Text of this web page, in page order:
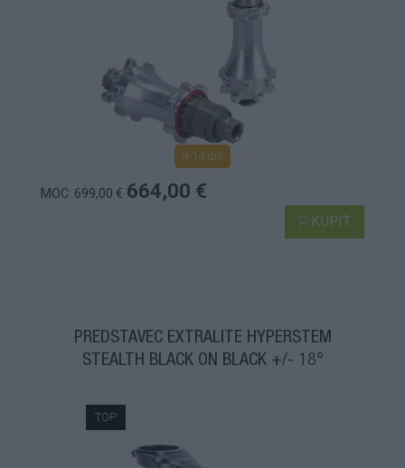
4-14 dní
MOC: 699,00 € 664,00 €
KÚPIŤ
PREDSTAVEC EXTRALITE HYPERSTEM
STEALTH BLACK ON BLACK +/- 18°
TOP